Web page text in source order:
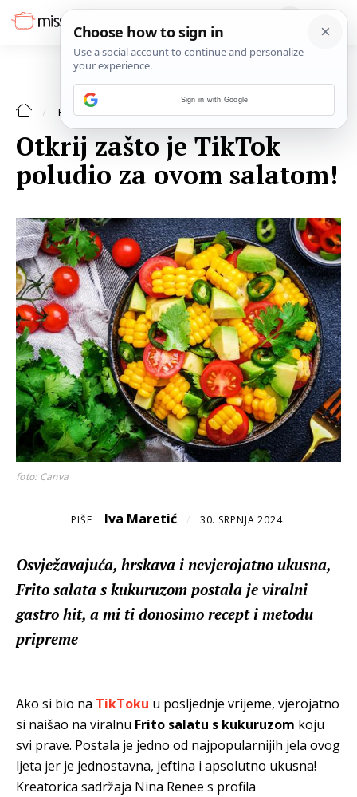
RECEPTI SALATA
Otkrij zašto je TikTok
poludio za ovom salatom!
foto: Canva
PIŠE Iva Maretić / 30. SRPNJA 2024.
Osvježavajuća, hrskava i nevjerojatno ukusna,
Frito salata s kukuruzom postala je viralni
gastro hit, a mi ti donosimo recept i metodu
pripreme
Ako si bio na TikToku u posljednje vrijeme, vjerojatno
si naišao na viralnu Frito salatu s kukuruzom koju
svi prave. Postala je jedno od najpopularnijih jela ovog
ljeta jer je jednostavna, jeftina i apsolutno ukusna!
Kreatorica sadržaja Nina Renee s profila
Sign in with Google